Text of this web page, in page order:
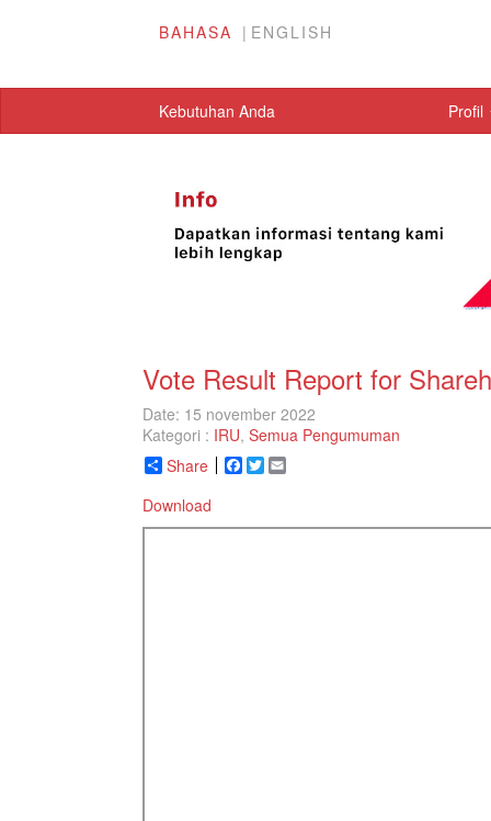
BAHASA ENGLISH
Kebutuhan Anda Profil
Vote Result Report for
Date: 15 november 2022
Kategori : IRU, Semua Pengumuman
Share
Facebook
Twitter
Download